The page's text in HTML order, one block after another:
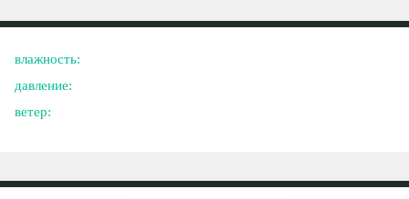
влажность:
давление:
ветер: